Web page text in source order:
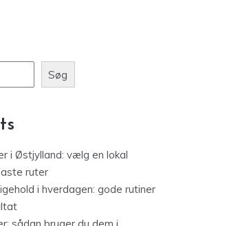
Søg
i Østjylland: vælg en lokal
ruter
i hverdagen: gode rutiner